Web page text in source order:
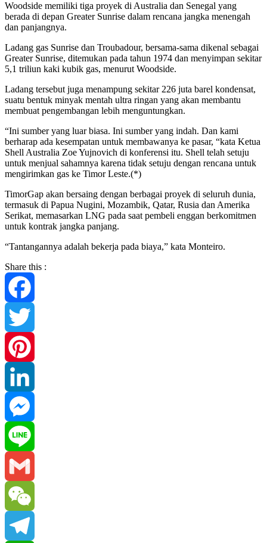
Woodside memiliki tiga proyek di Australia dan Senegal yang
berada di depan Greater Sunrise dalam rencana jangka menengah
dan panjangnya.
Ladang gas Sunrise dan Troubadour, bersama-sama dikenal sebagai
Greater Sunrise, ditemukan pada tahun 1974 dan menyimpan sekitar
5,1 triliun kaki kubik gas, menurut Woodside.
Ladang tersebut juga menampung sekitar 226 juta barel kondensat,
suatu bentuk minyak mentah ultra ringan yang akan membantu
membuat pengembangan lebih menguntungkan.
“Ini sumber yang luar biasa. Ini sumber yang indah. Dan kami
berharap ada kesempatan untuk membawanya ke pasar, “kata Ketua
Shell Australia Zoe Yujnovich di konferensi itu. Shell telah setuju
untuk menjual sahamnya karena tidak setuju dengan rencana untuk
mengirimkan gas ke Timor Leste.(*)
TimorGap akan bersaing dengan berbagai proyek di seluruh dunia,
termasuk di Papua Nugini, Mozambik, Qatar, Rusia dan Amerika
Serikat, memasarkan LNG pada saat pembeli enggan berkomitmen
untuk kontrak jangka panjang.
“Tantangannya adalah bekerja pada biaya,” kata Monteiro.
Share this :
Facebook
Twitter
Pinterest
LinkedIn
Messenger
Line
Gmail
WeChat